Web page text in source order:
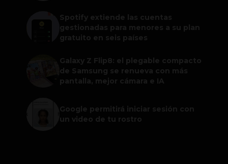
Spotify extiende las cuentas
gestionadas para menores a su plan
gratuito en seis países
Galaxy Z Flip8: el plegable compacto
de Samsung se renueva con más
pantalla, mejor cámara e IA
Google permitirá iniciar sesión con
un video de tu rostro